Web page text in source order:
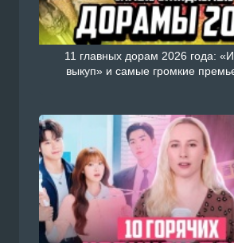
11 главных дорам 2026 года:
выкуп» и самые громкие